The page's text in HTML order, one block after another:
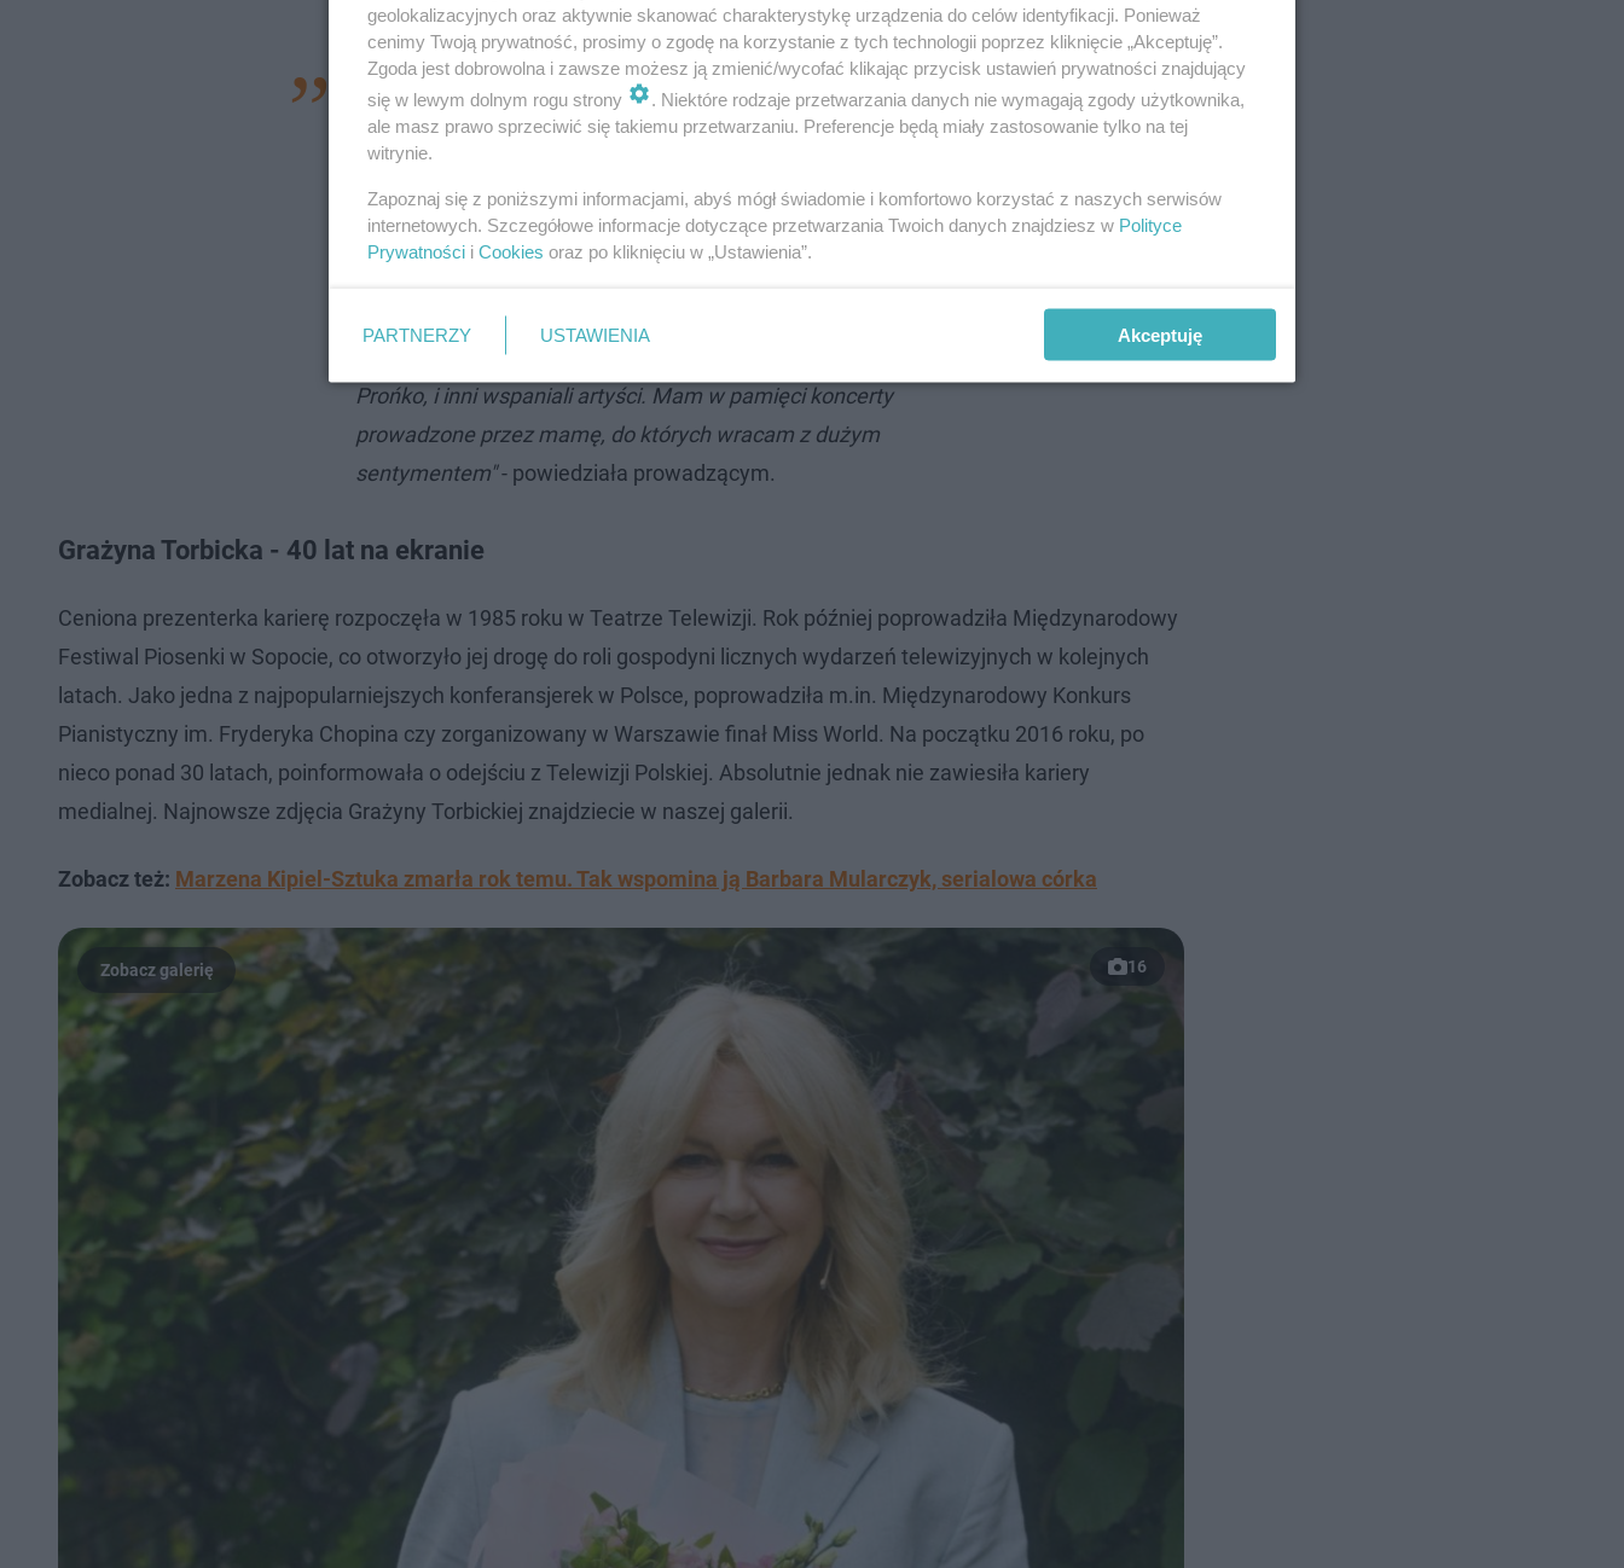
"Wielokrotnie prowadziłam festiwal w Sopocie, ale nigdy nie
prowadziłam festiwalu w Opolu. Co ciekawe, w duecie z
Tomkiem Raczkiem, z którym debiutowaliśmy w 1986 roku w
Sopocie! Opole jest miejscem pięknym, jeśli chodzi o piosenkę,
bo mamy dużo wspomnień, bez względu na wiek. W
twórczości Wojtka Trzcińskiego, pojawią się ci, którzy w 1981
roku śpiewali jego piosenki - Halina Frąckowiak i Krystyna
Prońko, i inni wspaniali artyści. Mam w pamięci koncerty
prowadzone przez mamę, do których wracam z dużym
sentymentem"- powiedziała prowadzącym.
Grażyna Torbicka - 40 lat na ekranie
Ceniona prezenterka karierę rozpoczęła w 1985 roku w Teatrze Telewizji. Rok później poprowadziła Międzynarodowy
Festiwal Piosenki w Sopocie, co otworzyło jej drogę do roli gospodyni licznych wydarzeń telewizyjnych w kolejnych
latach. Jako jedna z najpopularniejszych konferansjerek w Polsce, poprowadziła m.in. Międzynarodowy Konkurs
Pianistyczny im. Fryderyka Chopina czy zorganizowany w Warszawie finał Miss World. Na początku 2016 roku, po
nieco ponad 30 latach, poinformowała o odejściu z Telewizji Polskiej. Absolutnie jednak nie zawiesiła kariery
medialnej. Najnowsze zdjęcia Grażyny Torbickiej znajdziecie w naszej galerii.
Zobacz też: Marzena Kipiel-Sztuka zmarła rok temu. Tak wspomina ją Barbara Mularczyk, serialowa córka
16
geolokalizacyjnych oraz aktywnie skanować charakterystykę urządzenia do celów identyfikacji. Ponieważ
cenimy Twoją prywatność, prosimy o zgodę na korzystanie z tych technologii poprzez kliknięcie „Akceptuję”.
Zgoda jest dobrowolna i zawsze możesz ją zmienić/wycofać klikając przycisk ustawień prywatności znajdujący
się w lewym dolnym rogu strony
. Niektóre rodzaje przetwarzania danych nie wymagają zgody użytkownika,
ale masz prawo sprzeciwić się takiemu przetwarzaniu. Preferencje będą miały zastosowanie tylko na tej
witrynie.
Zapoznaj się z poniższymi informacjami, abyś mógł świadomie i komfortowo korzystać z naszych serwisów
internetowych. Szczegółowe informacje dotyczące przetwarzania Twoich danych znajdziesz w Polityce
Prywatności i Cookies oraz po kliknięciu w „Ustawienia”.
PARTNERZY USTAWIENIA Akceptuję